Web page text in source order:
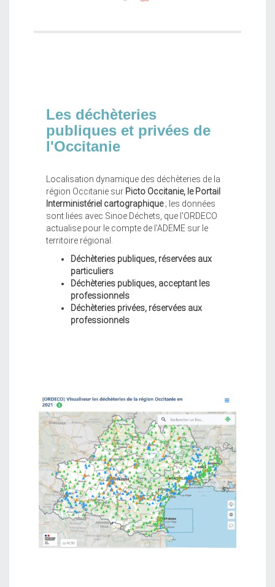
Les déchèteries
publiques et privées de
l'Occitanie
Localisation dynamique des déchèteries de la
région Occitanie sur Picto Occitanie, le Portail
Interministériel cartographique; les données
sont liées avec Sinoe Déchets, que l'ORDECO
actualise pour le compte de l'ADEME sur le
territoire régional.
Déchèteries publiques, réservées aux
particuliers
Déchèteries publiques, acceptant les
professionnels
Déchèteries privées, réservées aux
professionnels